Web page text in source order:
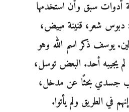
أدوات سبق وأن استخدمها
دبوس شعر، قنينة مبيض،
يوسف ذكر اسم الله وهو
لم يجيبه أحد. البعض توسل،
جسدي بحثًا عن مدخل،
في الطريق ولم يأتوا.